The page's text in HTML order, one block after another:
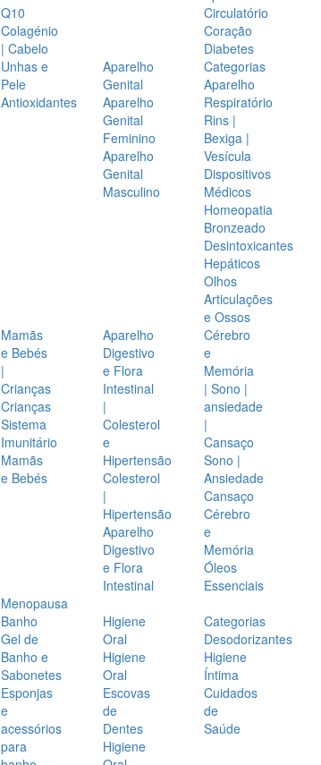
Q10
Colagénio
| Cabelo
Unhas e
Pele
Antioxidantes
Circulatório
Coração
Diabetes
Aparelho
Genital
Aparelho
Genital
Feminino
Aparelho
Genital
Masculino
Categorias
Aparelho
Respiratório
Rins |
Bexiga |
Vesícula
Dispositivos
Médicos
Homeopatia
Bronzeado
Desintoxicantes
Hepáticos
Olhos
Articulações
e Ossos
Mamãs
e Bebés
|
Crianças
Crianças
Sistema
Imunitário
Mamãs
e Bebés
Aparelho
Digestivo
e Flora
Intestinal
|
Colesterol
e
Hipertensão
Colesterol
|
Hipertensão
Aparelho
Digestivo
e Flora
Intestinal
Cérebro
e
Memória
| Sono |
ansiedade
|
Cansaço
Sono |
Ansiedade
Cansaço
Cérebro
e
Memória
Óleos
Essenciais
Menopausa
Banho
Gel de
Banho e
Sabonetes
Esponjas
e
acessórios
para
Higiene
Oral
Higiene
Oral
Escovas
de
Dentes
Higiene
Categorias
Desodorizantes
Higiene
Íntima
Cuidados
de
Saúde